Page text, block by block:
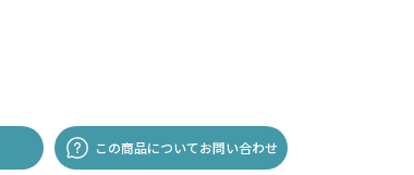
この商品についてお問い合わせ